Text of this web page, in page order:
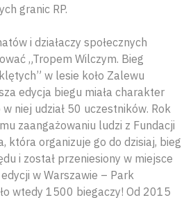
granic RP.
i działaczy społecznych
„Tropem Wilczym. Bieg
w lesie koło Zalewu
edycja biegu miała charakter
niej udział 50 uczestników. Rok
zaangażowaniu ludzi z Fundacji
która organizuje go do dzisiaj, bieg
i został przeniesiony w miejsce
w Warszawie – Park
wtedy 1500 biegaczy! Od 2015